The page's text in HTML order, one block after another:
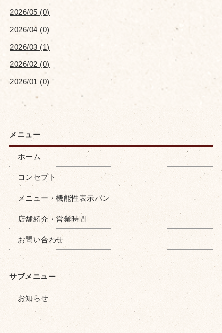
2026/05 (0)
2026/04 (0)
2026/03 (1)
2026/02 (0)
2026/01 (0)
ホーム
コンセプト
メニュー・機能性表示パン
店舗紹介・営業時間
お問い合わせ
お知らせ